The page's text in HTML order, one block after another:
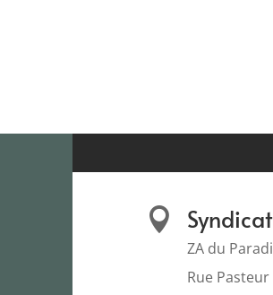

ZA du
Rue